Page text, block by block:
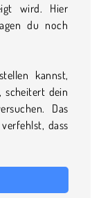
wird. Hier
du noch
kannst,
scheitert dein
Das
dass